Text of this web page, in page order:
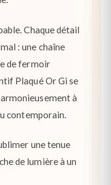
Chaque détail
: une chaîne
de fermoir
Plaqué Or Gi se
à
contemporain.
une tenue
de lumière à un